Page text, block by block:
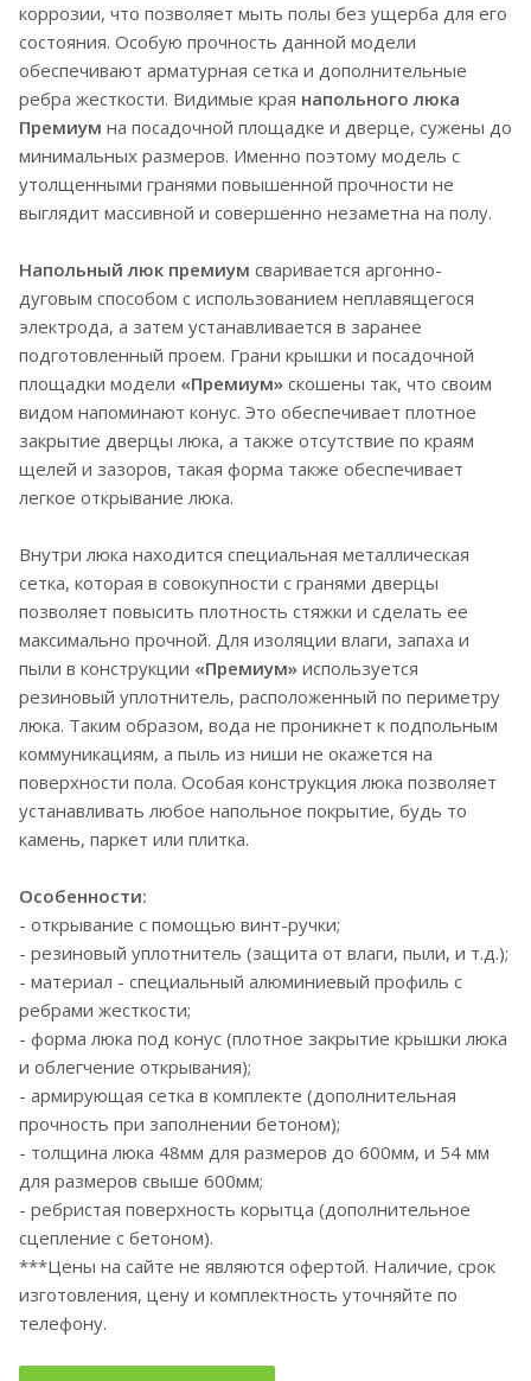
коррозии, что позволяет мыть полы без ущерба для его
состояния. Особую прочность данной модели
обеспечивают арматурная сетка и дополнительные
ребра жесткости. Видимые края напольного люка
Премиум на посадочной площадке и дверце, сужены до
минимальных размеров. Именно поэтому модель с
утолщенными гранями повышенной прочности не
выглядит массивной и совершенно незаметна на полу.
Напольный люк премиум сваривается аргонно-
дуговым способом с использованием неплавящегося
электрода, а затем устанавливается в заранее
подготовленный проем. Грани крышки и посадочной
площадки модели «Премиум» скошены так, что своим
видом напоминают конус. Это обеспечивает плотное
закрытие дверцы люка, а также отсутствие по краям
щелей и зазоров, такая форма также обеспечивает
легкое открывание люка.
Внутри люка находится специальная металлическая
сетка, которая в совокупности с гранями дверцы
позволяет повысить плотность стяжки и сделать ее
максимально прочной. Для изоляции влаги, запаха и
пыли в конструкции «Премиум» используется
резиновый уплотнитель, расположенный по периметру
люка. Таким образом, вода не проникнет к подпольным
коммуникациям, а пыль из ниши не окажется на
поверхности пола. Особая конструкция люка позволяет
устанавливать любое напольное покрытие, будь то
камень, паркет или плитка.
Особенности:
- открывание с помощью винт-ручки;
- резиновый уплотнитель (защита от влаги, пыли, и т.д.);
- материал - специальный алюминиевый профиль с
ребрами жесткости;
- форма люка под конус (плотное закрытие крышки люка
и облегчение открывания);
- армирующая сетка в комплекте (дополнительная
прочность при заполнении бетоном);
- толщина люка 48мм для размеров до 600мм, и 54 мм
для размеров свыше 600мм;
- ребристая поверхность корытца (дополнительное
сцепление с бетоном).
***Цены на сайте не являются офертой. Наличие, срок
изготовления, цену и комплектность уточняйте по
телефону.